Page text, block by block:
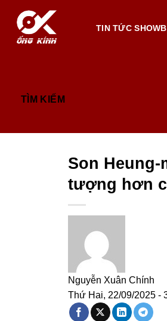
TIN TỨC
TÌM KIẾM
Son
tượng hơn
Nguyễn Xuân Chính
Thứ Hai, 22/09/2025 -